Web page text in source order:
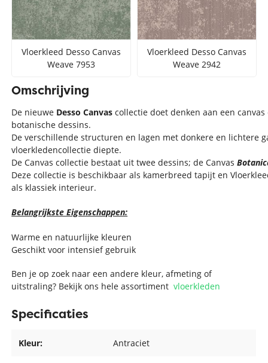
Vloerkleed Desso Canvas
Weave 7953
Vloerkleed Desso Canvas
Weave 2942
Omschrijving
De nieuwe Desso Canvas collectie doet denken aan een
botanische dessins.
De verschillende structuren en lagen met donkere en lichtere
vloerkledencollectie diepte.
De Canvas collectie bestaat uit twee dessins; de Canvas
Deze collectie is beschikbaar als kamerbreed tapijt en
als klassiek interieur.
Belangrijkste Eigenschappen:
Warme en natuurlijke kleuren
Geschikt voor intensief gebruik
Ben je op zoek naar een andere kleur, afmeting of
uitstraling? Bekijk ons hele assortimentvloerkleden
Specificaties
Kleur: Antraciet